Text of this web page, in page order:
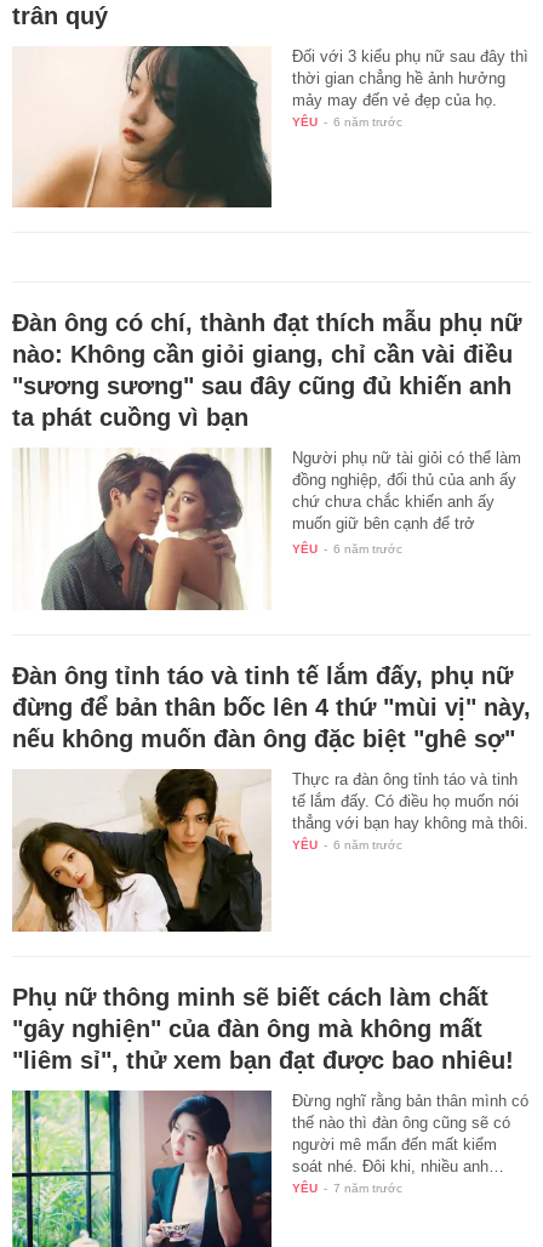
trân quý
Đối với 3 kiểu phụ nữ sau đây thì
thời gian chẳng hề ảnh hưởng
mảy may đến vẻ đẹp của họ.
YÊU - 6 năm trước
Đàn ông có chí, thành đạt thích mẫu phụ nữ
nào: Không cần giỏi giang, chỉ cần vài điều
"sương sương" sau đây cũng đủ khiến anh
ta phát cuồng vì bạn
Người phụ nữ tài giỏi có thể làm
đồng nghiệp, đối thủ của anh ấy
chứ chưa chắc khiến anh ấy
muốn giữ bên cạnh để trở
thành…
YÊU - 6 năm trước
Đàn ông tỉnh táo và tinh tế lắm đấy, phụ nữ
đừng để bản thân bốc lên 4 thứ "mùi vị" này,
nếu không muốn đàn ông đặc biệt "ghê sợ"
Thực ra đàn ông tỉnh táo và tinh
tế lắm đấy. Có điều họ muốn nói
thẳng với bạn hay không mà thôi.
YÊU - 6 năm trước
Phụ nữ thông minh sẽ biết cách làm chất
"gây nghiện" của đàn ông mà không mất
"liêm sỉ", thử xem bạn đạt được bao nhiêu!
Đừng nghĩ rằng bản thân mình có
thế nào thì đàn ông cũng sẽ có
người mê mẩn đến mất kiểm
soát nhé. Đôi khi, nhiều anh…
YÊU - 7 năm trước